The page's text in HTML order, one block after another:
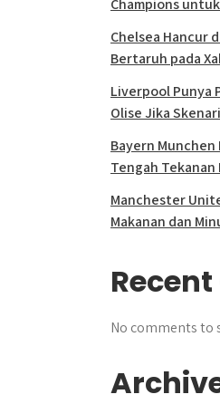
Champions
Chelsea Hancur
Bertaruh pada
Liverpool Punya
Olise Jika
Bayern
Tengah
Manchester
Makanan dan
No comments to